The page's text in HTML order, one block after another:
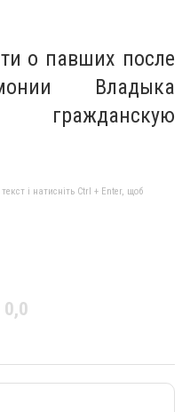
о павших после
Владыка
гражданскую
і натисніть Ctrl + Enter, щоб
0,0